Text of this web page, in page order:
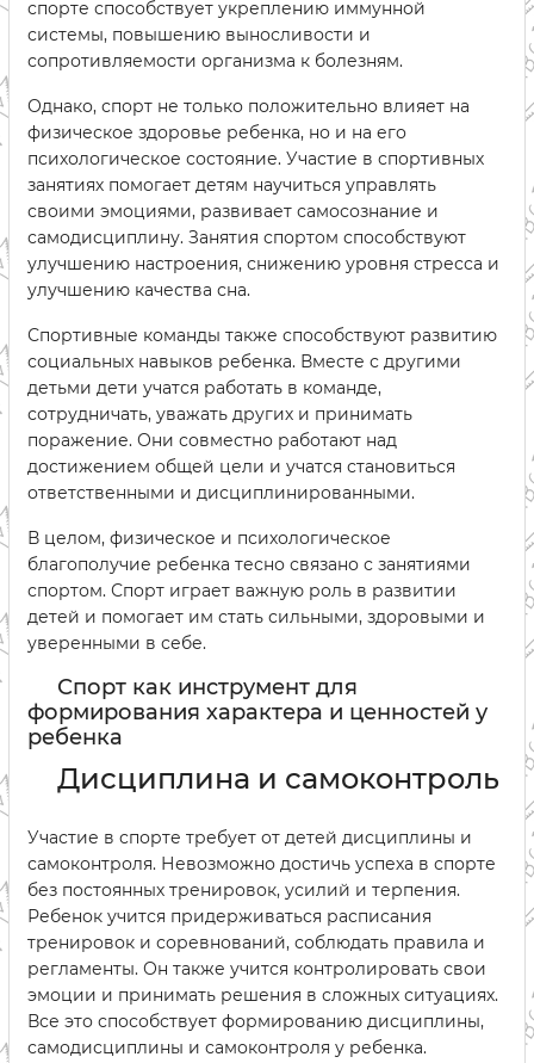
спорте способствует укреплению иммунной
системы, повышению выносливости и
сопротивляемости организма к болезням.
Однако, спорт не только положительно влияет на
физическое здоровье ребенка, но и на его
психологическое состояние. Участие в спортивных
занятиях помогает детям научиться управлять
своими эмоциями, развивает самосознание и
самодисциплину. Занятия спортом способствуют
улучшению настроения, снижению уровня стресса и
улучшению качества сна.
Спортивные команды также способствуют развитию
социальных навыков ребенка. Вместе с другими
детьми дети учатся работать в команде,
сотрудничать, уважать других и принимать
поражение. Они совместно работают над
достижением общей цели и учатся становиться
ответственными и дисциплинированными.
В целом, физическое и психологическое
благополучие ребенка тесно связано с занятиями
спортом. Спорт играет важную роль в развитии
детей и помогает им стать сильными, здоровыми и
уверенными в себе.
Спорт как инструмент для
формирования характера и ценностей у
ребенка
Дисциплина и самоконтроль
Участие в спорте требует от детей дисциплины и
самоконтроля. Невозможно достичь успеха в спорте
без постоянных тренировок, усилий и терпения.
Ребенок учится придерживаться расписания
тренировок и соревнований, соблюдать правила и
регламенты. Он также учится контролировать свои
эмоции и принимать решения в сложных ситуациях.
Все это способствует формированию дисциплины,
самодисциплины и самоконтроля у ребенка.